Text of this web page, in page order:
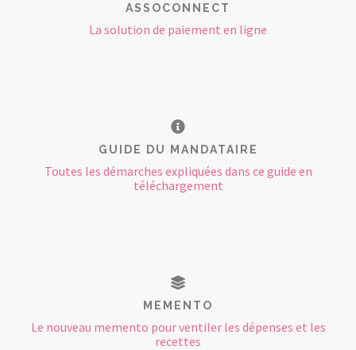
ASSOCONNECT
La solution de paiement en ligne
GUIDE DU MANDATAIRE
Toutes les démarches expliquées dans ce guide en
téléchargement
MEMENTO
Le nouveau memento pour ventiler les dépenses et les
recettes